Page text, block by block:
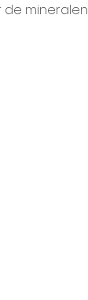
mineralen